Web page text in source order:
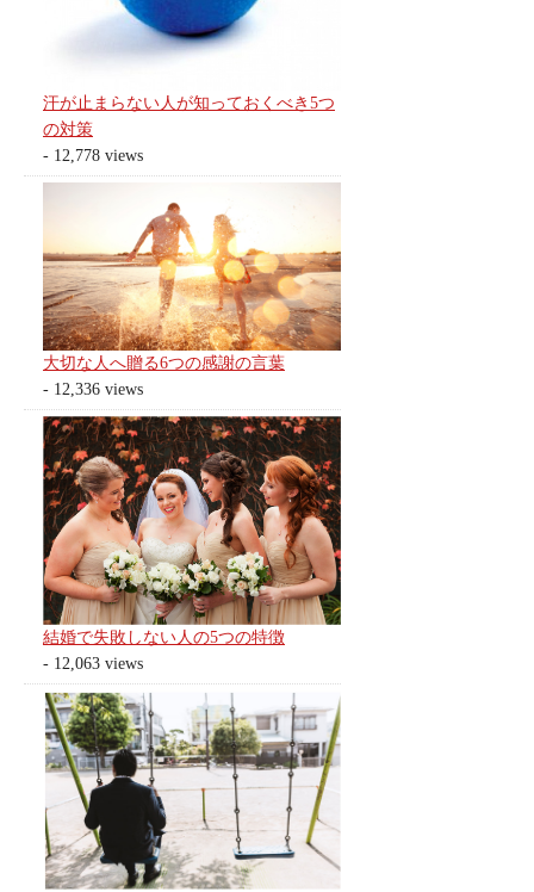
汗が止まらない人が知っておくべき5つ
の対策
- 12,778 views
大切な人へ贈る6つの感謝の言葉
- 12,336 views
結婚で失敗しない人の5つの特徴
- 12,063 views